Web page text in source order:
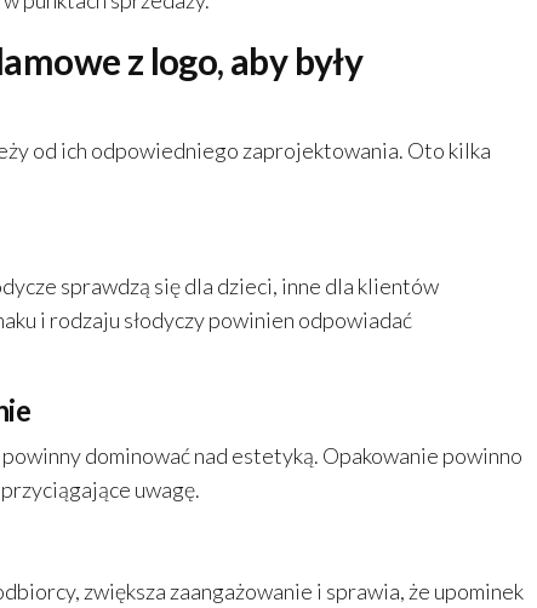
z logo, aby były
od ich odpowiedniego zaprojektowania. Oto kilka
sprawdzą się dla dzieci, inne dla klientów
i rodzaju słodyczy powinien odpowiadać
dominować nad estetyką. Opakowanie powinno
uwagę.
zwiększa zaangażowanie i sprawia, że upominek